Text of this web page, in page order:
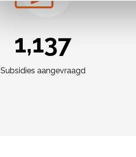
1,243
Subsidies aangevraagd